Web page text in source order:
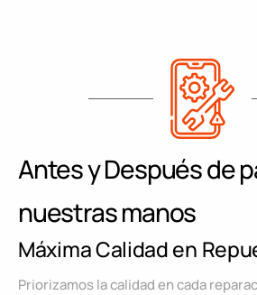
Antes y Después de
nuestras manos
Máxima Calidad en
Priorizamos la calidad en cada